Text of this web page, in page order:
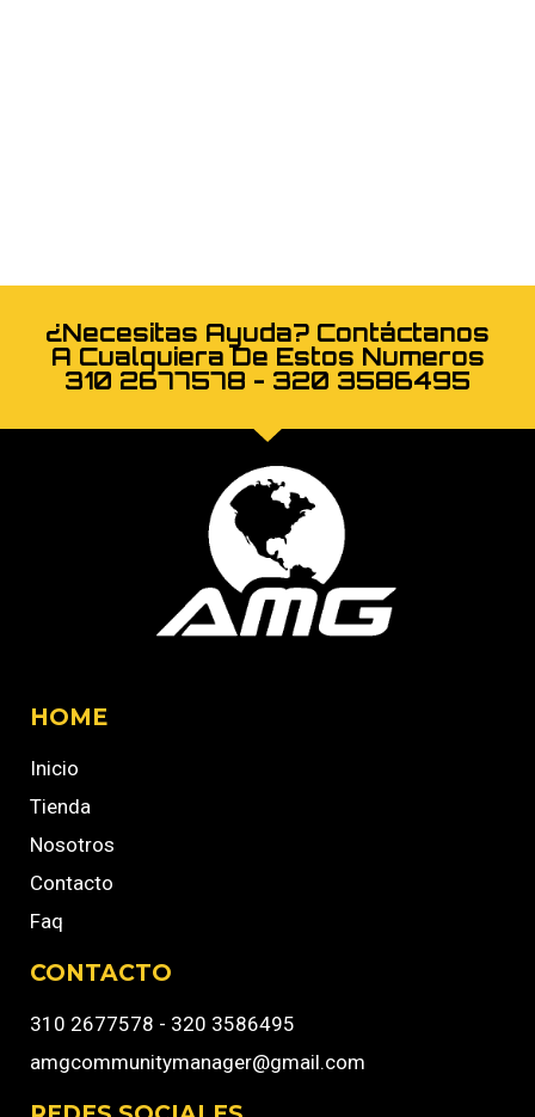
¿Necesitas Ayuda? Contáctanos
A Cualquiera De Estos Numeros
310 2677578 - 320 3586495
HOME
Inicio
Tienda
Nosotros
Contacto
Faq
CONTACTO
310 2677578 - 320 3586495
amgcommunitymanager@gmail.com